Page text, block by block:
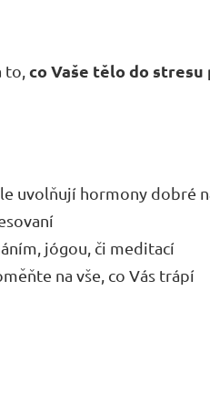
co Vaše tělo do
uvolňují hormony dobré
jógou, či meditací
na vše, co Vás trápí